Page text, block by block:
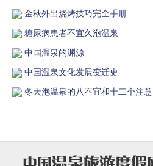
金秋外出烧烤技巧完全手册
糖尿病患者不宜久泡温泉
中国温泉的渊源
中国温泉文化发展变迁史
冬天泡温泉的八不宜和十二个注意